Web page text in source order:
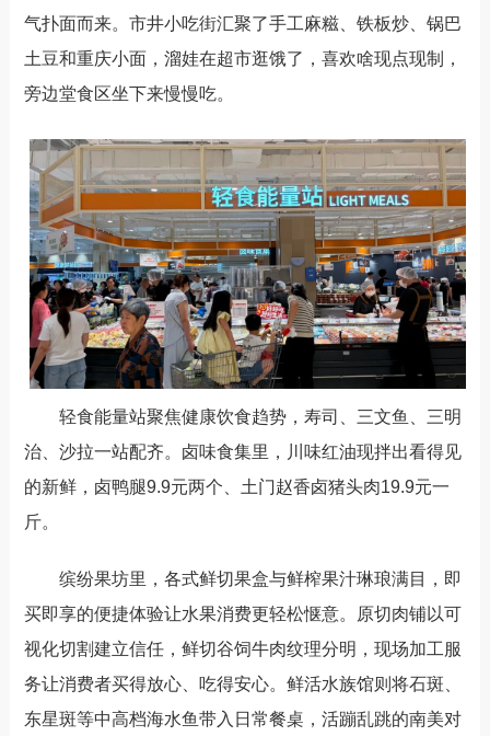
气扑面而来。市井小吃街汇聚了手工麻糍、铁板炒、锅巴
土豆和重庆小面， 溜娃在超市逛饿了 ， 喜欢啥现点现制，
旁边堂食区坐下来慢慢吃。
轻食能量站聚焦健康饮食趋势，寿司、三文鱼、三明
治、沙拉一站配齐。卤味食集里，川味红油现拌出看得见
的新鲜，卤鸭腿9.9元两个、土门赵香卤猪头肉19.9元一
斤。
缤纷果坊里，各式鲜切果盒与鲜榨果汁琳琅满目，即
买即享的便捷体验让水果消费更轻松惬意。原切肉铺以可
视化切割建立信任，鲜切谷饲牛肉纹理分明，现场加工服
务让消费者买得放心、吃得安心。鲜活水族馆则将石斑、
东星斑等中高档海水鱼带入日常餐桌，活蹦乱跳的南美对